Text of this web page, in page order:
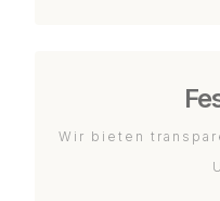
Wir bieten